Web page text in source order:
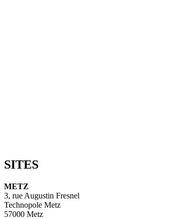
SITES
METZ
3, rue Augustin Fresnel
Technopole Metz
57000 Metz